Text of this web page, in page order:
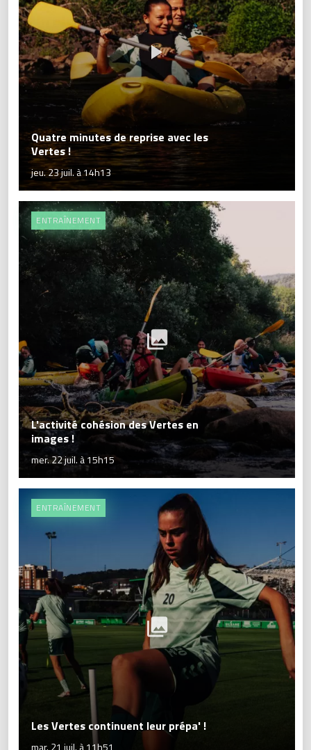
Quatre minutes de reprise avec les
Vertes !
jeu. 23 juil. à 14h13
ENTRAÎNEMENT
L'activité cohésion des Vertes en
images !
mer. 22 juil. à 15h15
ENTRAÎNEMENT
Les Vertes continuent leur prépa' !
mar. 21 juil. à 11h51